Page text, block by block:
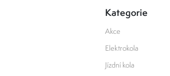
Kategorie
Akce
Elektrokola
Jízdní kola